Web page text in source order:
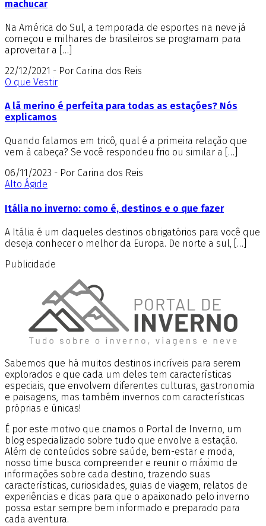
machucar
Na América do Sul, a temporada de esportes na neve já
começou e milhares de brasileiros se programam para
aproveitar a […]
22/12/2021 - Por Carina dos Reis
O que Vestir
A lã merino é perfeita para todas as estações? Nós
explicamos
Quando falamos em tricô, qual é a primeira relação que
vem à cabeça? Se você respondeu frio ou similar a […]
06/11/2023 - Por Carina dos Reis
Alto Ágide
Itália no inverno: como é, destinos e o que fazer
A Itália é um daqueles destinos obrigatórios para você que
deseja conhecer o melhor da Europa. De norte a sul, […]
Publicidade
Sabemos que há muitos destinos incríveis para serem
explorados e que cada um deles tem características
especiais, que envolvem diferentes culturas, gastronomia
e paisagens, mas também invernos com características
próprias e únicas!
É por este motivo que criamos o Portal de Inverno, um
blog especializado sobre tudo que envolve a estação.
Além de conteúdos sobre saúde, bem-estar e moda,
nosso time busca compreender e reunir o máximo de
informações sobre cada destino, trazendo suas
características, curiosidades, guias de viagem, relatos de
experiências e dicas para que o apaixonado pelo inverno
possa estar sempre bem informado e preparado para
cada aventura.